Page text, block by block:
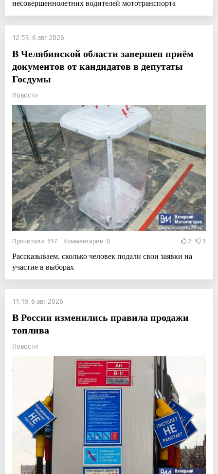
несовершеннолетних водителей мототранспорта
12:53, 6 авг 2026
В Челябинской области завершен приём
документов от кандидатов в депутаты
Госдумы
Новости
Прочитали: 557 Комментарии: 0 2 3
Рассказываем, сколько человек подали свои заявки на
участие в выборах
11:19, 6 авг 2026
В России изменились правила продажи
топлива
Новости